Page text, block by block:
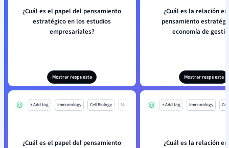
¿Cuál es el papel del pensamiento
estratégico en los estudios
empresariales?
Mostrar respuesta
¿Cuál es la relación
pensamiento
economía de
Mostrar respuesta
+ Add tag Immunology Cell Biology Mo
¿Cuál es el papel del pensamiento
+ Add tag Immunology
¿Cuál es la relación